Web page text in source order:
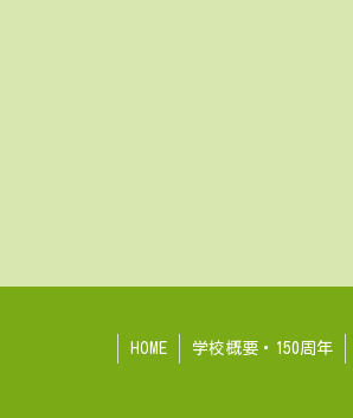
HOME 学校概要・150周年